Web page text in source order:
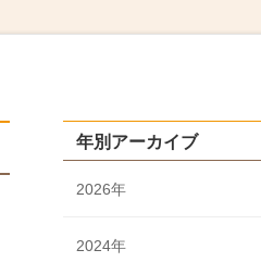
年別アーカイブ
2026年
2024年